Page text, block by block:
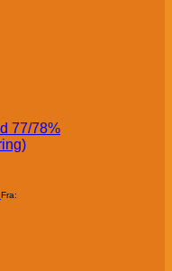
Fra: